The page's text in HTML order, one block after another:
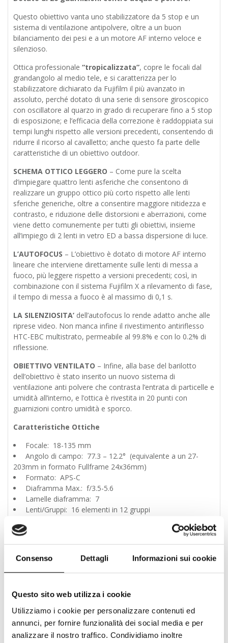
Consenso Dettagli Informazioni sui cookie
Questo sito web utilizza i cookie
Utilizziamo i cookie per personalizzare contenuti ed
annunci, per fornire funzionalità dei social media e per
analizzare il nostro traffico. Condividiamo inoltre
Questo obiettivo vanta uno stabilizzatore da 5 stop e un
sistema di ventilazione antipolvere, oltre a un buon
bilanciamento dei pesi e a un motore AF interno veloce e
silenzioso.
Ottica professionale “tropicalizzata”, copre le focali dal
grandangolo al medio tele, e si caratterizza per lo
stabilizzatore dichiarato da Fujifilm il più avanzato in
assoluto, perché dotato di una serie di sensore giroscopico
con oscillatore al quarzo in grado di recuperare fino a 5 stop
di esposizione; e l’efficacia della correzione è raddoppiata sui
tempi lunghi rispetto alle versioni precedenti, consentendo di
ridurre il ricorso al cavalletto; anche questo fa parte delle
caratteristiche di un obiettivo outdoor.
SCHEMA OTTICO LEGGERO – Come pure la scelta
d’impiegare quattro lenti asferiche che consentono di
realizzare un gruppo ottico più corto rispetto alle lenti
sferiche generiche, oltre a consentire maggiore nitidezza e
contrasto, e riduzione delle distorsioni e aberrazioni, come
viene detto comunemente per tutti gli obiettivi, insieme
all’impiego di 2 lenti in vetro ED a bassa dispersione di luce.
L’AUTOFOCUS – L’obiettivo è dotato di motore AF interno
lineare che interviene direttamente sulle lenti di messa a
fuoco, più leggere rispetto a versioni precedenti; così, in
combinazione con il sistema Fujifilm X a rilevamento di fase,
il tempo di messa a fuoco è al massimo di 0,1 s.
LA SILENZIOSITA’ dell’autofocus lo rende adatto anche alle
riprese video. Non manca infine il rivestimento antiriflesso
HTC-EBC multistrato, permeabile al 99.8% e con lo 0.2% di
riflessione.
OBIETTIVO VENTILATO – Infine, alla base del barilotto
dell’obiettivo è stato inserito un nuovo sistema di
ventilazione anti polvere che contrasta l’entrata di particelle e
umidità all’interno, e l’ottica è rivestita in 20 punti con
guarnizioni contro umidità e sporco.
Caratteristiche Ottiche
Focale: 18-135 mm
Angolo di campo: 77.3 – 12.2° (equivalente a un 27-
203mm in formato Fullframe 24x36mm)
Formato: APS-C
Diaframma Max.: f/3.5-5.6
Lamelle diaframma: 7
Lenti/Gruppi: 16 elementi in 12 gruppi
Rapporto riproduzione: 0.27x
Messa a fuoco: Motore AF obiettivo (non a ultrasuoni)
Messa a fuoco interna: Si
Costruzione e note
Anello treppiede: No